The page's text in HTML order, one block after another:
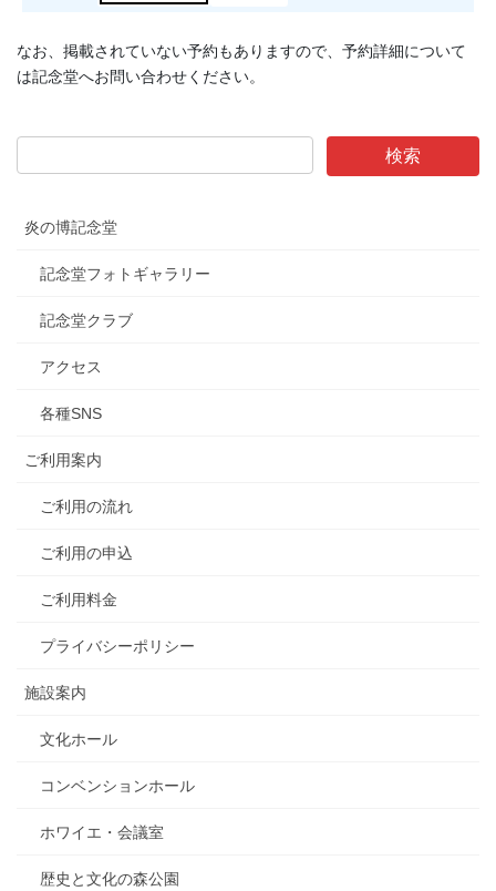
なお、掲載されていない予約もありますので、予約詳細について
は記念堂へお問い合わせください。
炎の博記念堂
記念堂フォトギャラリー
記念堂クラブ
アクセス
各種SNS
ご利用案内
ご利用の流れ
ご利用の申込
ご利用料金
プライバシーポリシー
施設案内
文化ホール
コンベンションホール
ホワイエ・会議室
歴史と文化の森公園